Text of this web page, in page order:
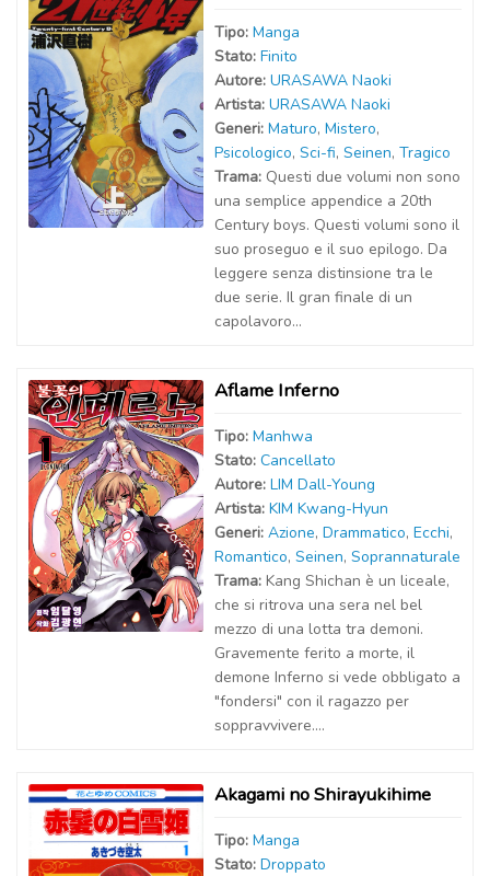
Tipo: Manga
Stato: Finito
Autore: URASAWA Naoki
Artista: URASAWA Naoki
Generi: Maturo, Mistero,
Psicologico, Sci-fi, Seinen, Tragico
Trama: Questi due volumi non sono
una semplice appendice a 20th
Century boys. Questi volumi sono il
suo proseguo e il suo epilogo. Da
leggere senza distinsione tra le
due serie. Il gran finale di un
capolavoro...
Aflame Inferno
Tipo: Manhwa
Stato: Cancellato
Autore: LIM Dall-Young
Artista: KIM Kwang-Hyun
Generi: Azione, Drammatico, Ecchi,
Romantico, Seinen, Soprannaturale
Trama: Kang Shichan è un liceale,
che si ritrova una sera nel bel
mezzo di una lotta tra demoni.
Gravemente ferito a morte, il
demone Inferno si vede obbligato a
"fondersi" con il ragazzo per
soppravvivere....
Akagami no Shirayukihime
Tipo: Manga
Stato: Droppato